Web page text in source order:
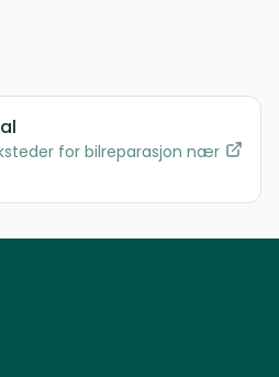
for bilreparasjon nær